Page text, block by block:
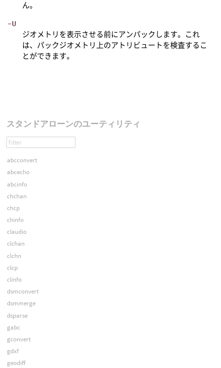
ん。
-U
ジオメトリを表示させる前にアンパックします。これ
は、パックジオメトリ上のアトリビュートを検査するこ
とができます。
スタンドアローンのユーティリティ
abcconvert
abcecho
abcinfo
chchan
chcp
chinfo
claudio
clchan
clchn
clcp
clinfo
dsmconvert
dsmmerge
dsparse
gabc
gconvert
gdxf
geodiff